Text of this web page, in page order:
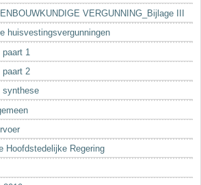
VERGUNNING_Bijlage III
huisvestingsvergunningen
1
paart 2
synthese
Hoofdstedelijke Regering